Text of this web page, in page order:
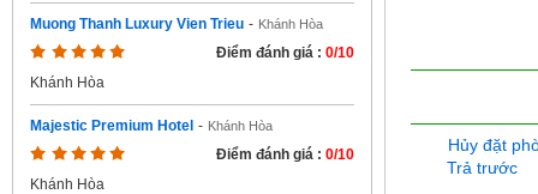
Muong Thanh Luxury Vien Trieu - Khánh Hòa
Điểm đánh giá : 0/10
Khánh Hòa
Majestic Premium Hotel - Khánh Hòa
Điểm đánh giá : 0/10
Khánh Hòa
Hủy đặt
Trả trước